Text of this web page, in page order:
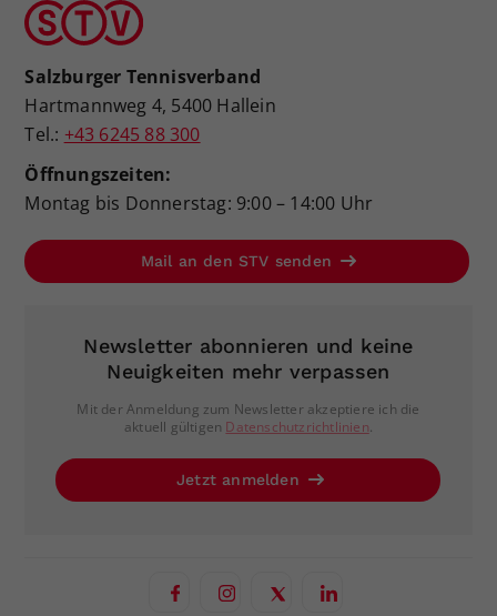
Salzburger Tennisverband
Hartmannweg 4, 5400 Hallein
Tel.: +43 6245 88 300
Öffnungszeiten:
Montag bis Donnerstag: 9:00 – 14:00 Uhr
Mail an den STV senden
Newsletter abonnieren und keine
Neuigkeiten mehr verpassen
Mit der Anmeldung zum Newsletter akzeptiere ich die
aktuell gültigen Datenschutzrichtlinien.
Jetzt anmelden